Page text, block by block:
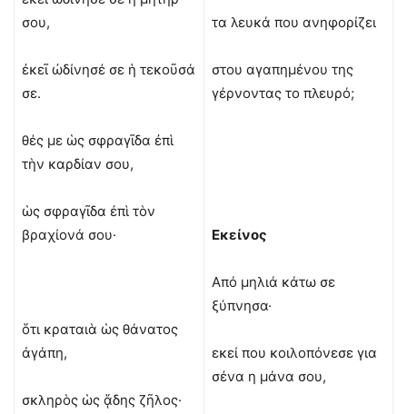
σου,
ἐκεῖ ὠδίνησέ σε ἡ τεκοῦσά
σε.
θές με ὡς σφραγῖδα ἐπὶ
τὴν καρδίαν σου,
ὡς σφραγῖδα ἐπὶ τὸν
βραχίονά σου·
ὅτι κραταιὰ ὡς θάνατος
ἀγάπη,
σκληρὸς ὡς ᾅδης ζῆλος·
τα λευκά που ανηφορίζει
στου αγαπημένου της
γέρνοντας το πλευρό;
Εκείνος
Από μηλιά κάτω σε
ξύπνησα·
εκεί που κοιλοπόνεσε για
σένα η μάνα σου,